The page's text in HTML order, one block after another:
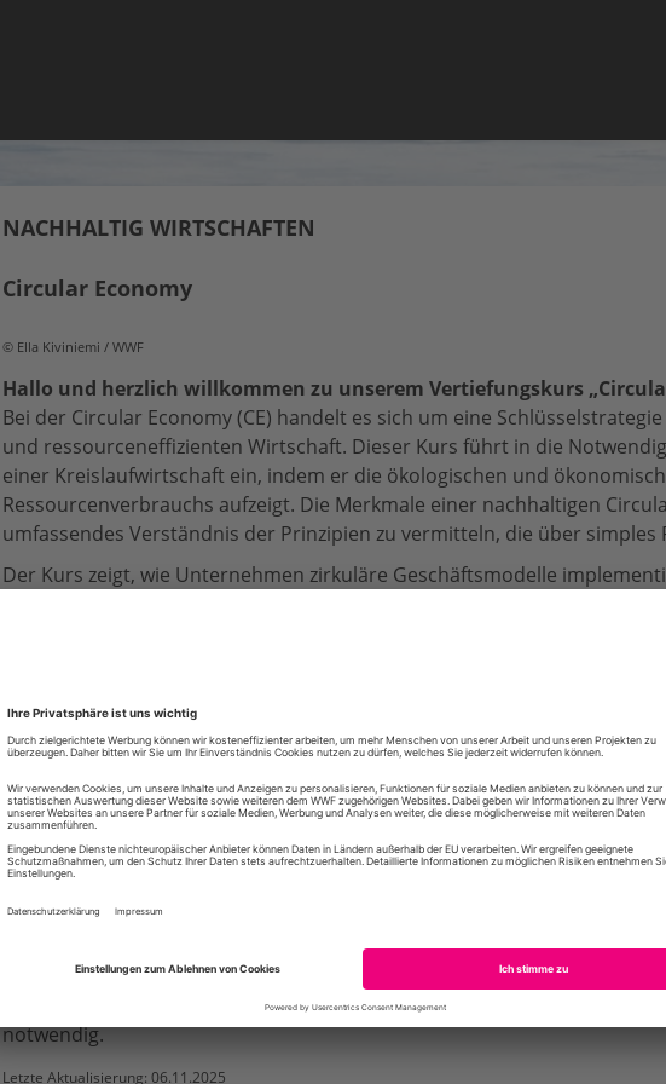
NACHHALTIG WIRTSCHAFTEN
Circular Economy
© Ella Kiviniemi / WWF
Hallo und herzlich willkommen zu unserem Vertiefungskurs
Bei der Circular Economy (CE) handelt es sich um eine
und ressourceneffizienten Wirtschaft. Dieser Kurs führt in die
einer Kreislaufwirtschaft ein, indem er die ökologischen und
Ressourcenverbrauchs aufzeigt. Die Merkmale einer nachhaltigen
umfassendes Verständnis der Prinzipien zu vermitteln, die über simples
Der Kurs zeigt, wie Unternehmen zirkuläre Geschäftsmodelle
und Strategien. Zudem wird die Rolle der Politik beleuchtet und
einer nachhaltigen Kreislaufwirtschaft thematisiert. Abschließend
Handlungsmöglichkeiten für Einzelpersonen, die als Teil einer Circular
In diesem Kurs findest Du folgende Lerninhalte:
Kapitel 1: Warum brauchen wir eine Circular Economy?
Kapitel 2: Was macht eine nachhaltige Circular Economy aus?
Kapitel 3: Wie Unternehmen in Kreisläufen wirtschaften
Kapitel 4: Einen politischen Rahmen schaffen
Kapitel 5: Der Mensch im Zentrum einer Circular Society
Der Kurs richtet sich an Einsteiger:innen für das Thema Circular
Klimaschutz und Ressourcenschonung engagieren wollen. F
ür diesen
notwendig.
Letzte Aktualisierung: 06.11.2025